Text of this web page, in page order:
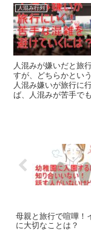
人混み行列
人混みが嫌いだと旅
すが、どちらかとい
人混み嫌いが旅行に
ば、人混みが苦手で
母親と旅行で喧嘩！
に大切なことは？